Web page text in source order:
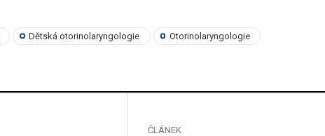
Dětská otorinolaryngologie Otorinolaryngologie
ČLÁNEK